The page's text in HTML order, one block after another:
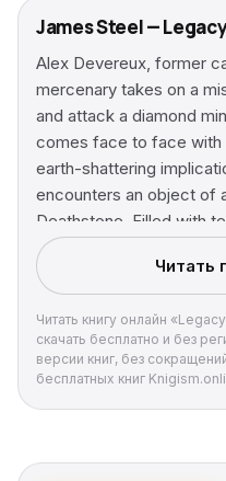
James Steel —
Alex Devereux, former
mercenary takes on a
and attack a diamond
comes face to face with
earth-shattering
encounters an object of
Deathstone. Filled with
future might bring, he
its secret.1941 –
an expedition to
his discovery will have
a diamond cartel and
law, Alex comes face-
Prophecy.Past and
true?
Читать
Читать книгу онлайн
скачать бесплатно и без
версии книг, без
бесплатных книг